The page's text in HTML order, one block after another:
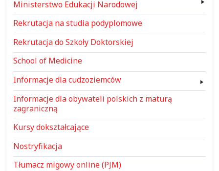
Ministerstwo Edukacji Narodowej
Rekrutacja na studia podyplomowe
Rekrutacja do Szkoły Doktorskiej
School of Medicine
Informacje dla cudzoziemców
Informacje dla obywateli polskich z maturą
zagraniczną
Kursy dokształcające
Nostryfikacja
Tłumacz migowy online (PJM)